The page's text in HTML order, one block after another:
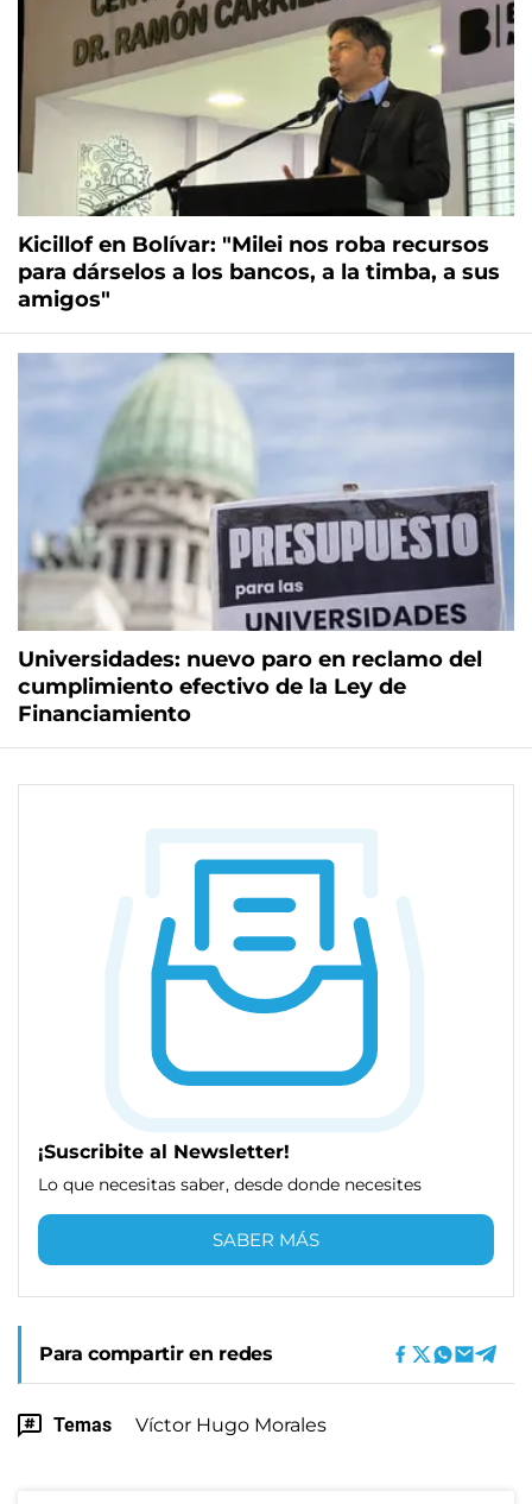
Kicillof en Bolívar: "Milei nos roba recursos
para dárselos a los bancos, a la timba, a sus
amigos"
Universidades: nuevo paro en reclamo del
cumplimiento efectivo de la Ley de
Financiamiento
¡Suscribite al Newsletter!
Lo que necesitas saber, desde donde necesites
SABER MÁS
Para compartir en redes
Temas Víctor Hugo Morales